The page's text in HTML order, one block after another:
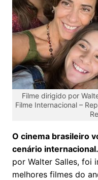
Filme dirigido por
Filme Internacional –
O cinema brasileiro
cenário internacional.
por Walter Salles, foi
melhores filmes do